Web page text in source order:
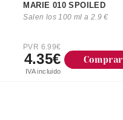
MARIE 010 SPOILED
Salen los 100 ml a 2.9 €
PVR 6.99€
4.35€
IVA incluido
Comprar